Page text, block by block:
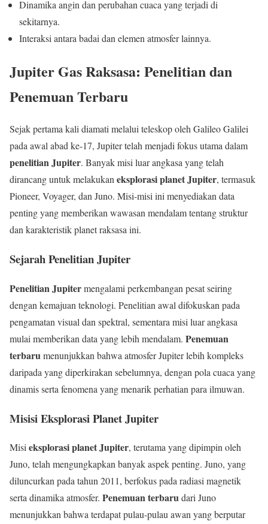
Dinamika angin dan perubahan cuaca yang terjadi di
sekitarnya.
Interaksi antara badai dan elemen atmosfer lainnya.
Jupiter Gas Raksasa: Penelitian dan
Penemuan Terbaru
Sejak pertama kali diamati melalui teleskop oleh Galileo Galilei
pada awal abad ke-17, Jupiter telah menjadi fokus utama dalam
penelitian Jupiter. Banyak misi luar angkasa yang telah
dirancang untuk melakukaneksplorasi planet Jupiter, termasuk
Pioneer, Voyager, dan Juno. Misi-misi ini menyediakan data
penting yang memberikan wawasan mendalam tentang struktur
dan karakteristik planet raksasa ini.
Sejarah Penelitian Jupiter
Penelitian Jupitermengalami perkembangan pesat seiring
dengan kemajuan teknologi. Penelitian awal difokuskan pada
pengamatan visual dan spektral, sementara misi luar angkasa
mulai memberikan data yang lebih mendalam. Penemuan
terbarumenunjukkan bahwa atmosfer Jupiter lebih kompleks
daripada yang diperkirakan sebelumnya, dengan pola cuaca yang
dinamis serta fenomena yang menarik perhatian para ilmuwan.
Misisi Eksplorasi Planet Jupiter
Misieksplorasi planet Jupiter, terutama yang dipimpin oleh
Juno, telah mengungkapkan banyak aspek penting. Juno, yang
diluncurkan pada tahun 2011, berfokus pada radiasi magnetik
serta dinamika atmosfer. Penemuan terbarudari Juno
menunjukkan bahwa terdapat pulau-pulau awan yang berputar